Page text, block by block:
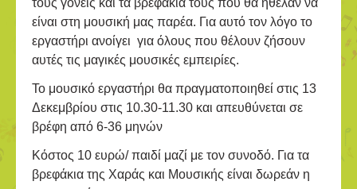
τους γονείς και τα βρεφάκια τους που θα ήθελαν να
είναι στη μουσική μας παρέα. Για αυτό τον λόγο το
εργαστήρι ανοίγει για όλους που θέλουν ζήσουν
αυτές τις μαγικές μουσικές εμπειρίες.
Το μουσικό εργαστήρι θα πραγματοποιηθεί στις 13
Δεκεμβρίου στις 10.30-11.30 και απευθύνεται σε
βρέφη από 6-36 μηνών
Κόστος 10 ευρώ/ παιδί μαζί με τον συνοδό. Για τα
βρεφάκια της Χαράς και Μουσικής είναι δωρεάν η